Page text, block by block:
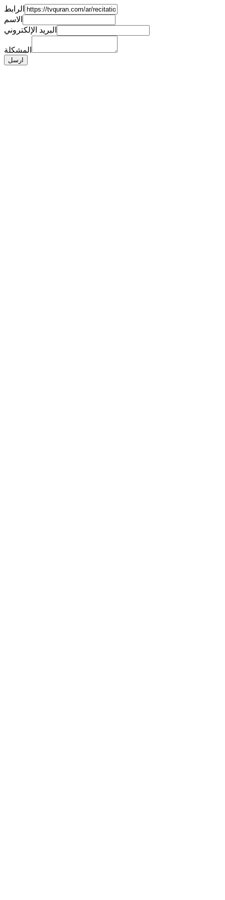
الرابط
الاسم
البريد الإلكتروني
المشكلة
ارسل